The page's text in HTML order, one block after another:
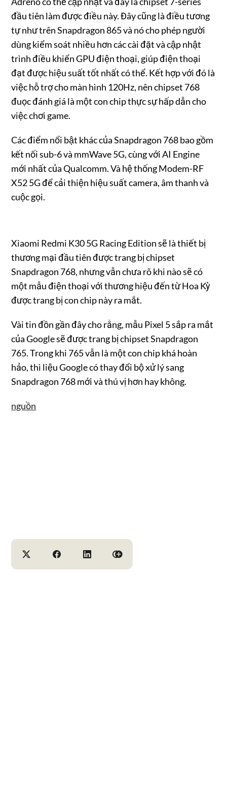
đầu tiên làm được điều này. Đây cũng là điều tương
tự như trên Snapdragon 865 và nó cho phép người
dùng kiểm soát nhiều hơn các cài đặt và cập nhật
trình điều khiển GPU điện thoại, giúp điện thoại
đạt được hiệu suất tốt nhất có thể. Kết hợp với đó là
việc hỗ trợ cho màn hình 120Hz, nên chipset 768
đuọc đánh giá là một con chip thực sự hấp dẫn cho
việc chơi game.
Các điểm nổi bật khác của Snapdragon 768 bao gồm
kết nối sub-6 và mmWave 5G, cùng với AI Engine
mới nhất của Qualcomm. Và hệ thống Modem-RF
X52 5G để cải thiện hiệu suất camera, âm thanh và
cuộc gọi.
Xiaomi Redmi K30 5G Racing Edition sẽ là thiết bị
thương mại đầu tiên được trang bị chipset
Snapdragon 768, nhưng vẫn chưa rõ khi nào sẽ có
một mẫu điện thoại với thương hiệu đến từ Hoa Kỳ
được trang bị con chip này ra mắt.
Vài tin đồn gần đây cho rằng, mẫu Pixel 5 sắp ra mắt
của Google sẽ được trang bị chipset Snapdragon
765. Trong khi 765 vẫn là một con chip khá hoàn
hảo, thì liệu Google có thay đổi bộ xử lý sang
Snapdragon 768 mới và thú vị hơn hay không.
nguồn